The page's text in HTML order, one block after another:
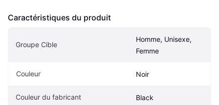
Caractéristiques du produit
Groupe Cible
Homme, Unisexe,
Femme
Couleur Noir
Couleur du fabricant Black